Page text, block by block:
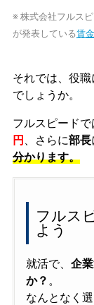
※ 株式会社フルス
が発表している賃
それでは、役
でしょうか。
フルスピードで
円
、さらに部長
分かります。
フルス
よう
就活で、 企
か？ 。
なんとなく